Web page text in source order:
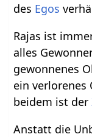
des Egos
Rajas ist
alles
gewonnenes
ein
beidem ist der
Anstatt die